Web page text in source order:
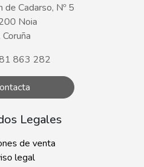
de Cadarso, Nº 5
Noia
863 282
Legales
de venta
legal